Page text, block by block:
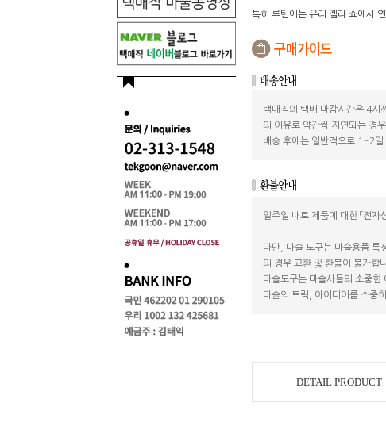
특히 루틴에는 유리 겔라 쇼에서
택매직의 택배 마감시간은 4시
의 이유로 약간씩 지연되는 경
배송 후에는 일반적으로 1~2
일주일 내로 제품에 대한 「전
다만, 마술 도구는 마술용품 특
의 경우 교환 및 환불이 불가합
마술도구는 마술사들의 소중한
마술의 트릭, 아이디어를 소중
DETAIL PRODUCT